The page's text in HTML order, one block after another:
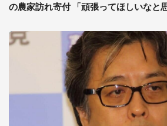
の農家訪れ寄付 「頑張ってほしいなと